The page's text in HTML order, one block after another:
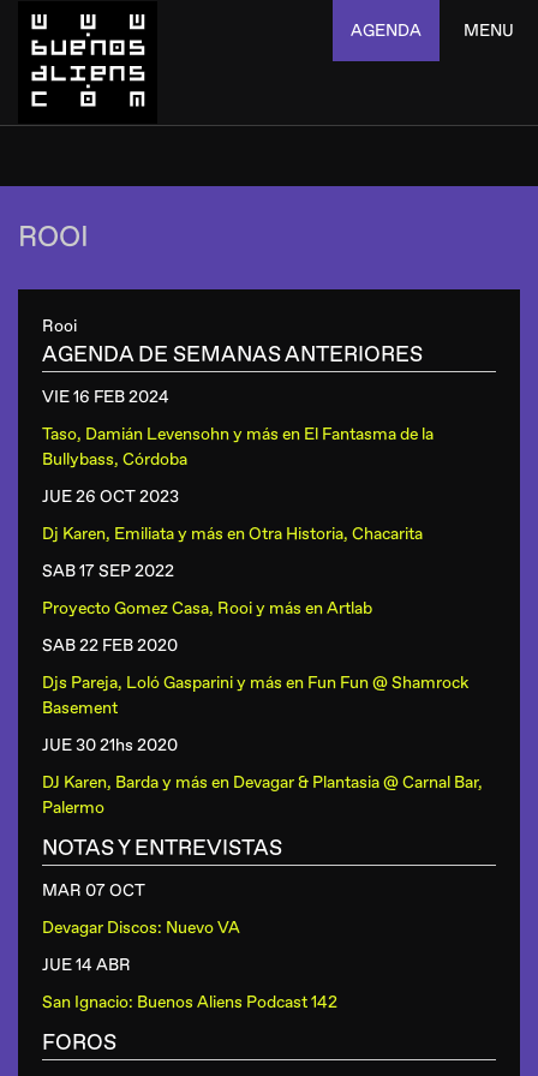
AGENDA MENU
ROOI
Rooi
AGENDA DE SEMANAS ANTERIORES
VIE 16 FEB2024
Taso, Damián Levensohn y más en El Fantasma de la
Bullybass, Córdoba
JUE 26 OCT2023
Dj Karen, Emiliata y más enOtra Historia, Chacarita
SAB 17 SEP2022
Proyecto Gomez Casa, Rooi y más enArtlab
SAB 22 FEB2020
Djs Pareja, Loló Gasparini y más en Fun Fun @ Shamrock
Basement
JUE 30 21hs 2020
DJ Karen, Barda y más en Devagar & Plantasia @ Carnal Bar,
Palermo
NOTAS Y ENTREVISTAS
MAR 07 OCT
Devagar Discos: Nuevo VA
JUE 14 ABR
San Ignacio: Buenos Aliens Podcast 142
FOROS